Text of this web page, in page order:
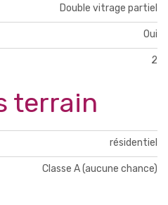
Double vitrage partiel
Oui
2
terrain
résidentiel
Classe A (aucune chance)